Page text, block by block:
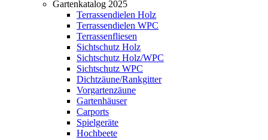
Gartenkatalog 2025
Terrassendielen Holz
Terrassendielen WPC
Terrassenfliesen
Sichtschutz Holz
Sichtschutz Holz/WPC
Sichtschutz WPC
Dichtzäune/Rankgitter
Vorgartenzäune
Gartenhäuser
Carports
Spielgeräte
Hochbeete